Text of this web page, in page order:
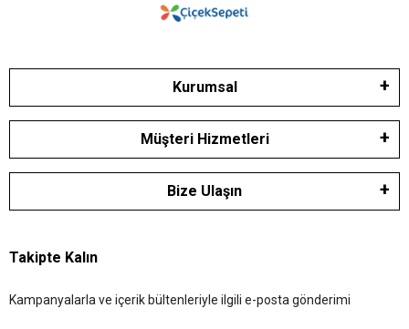
Kurumsal
Müşteri Hizmetleri
Bize Ulaşın
Takipte Kalın
Kampanyalarla ve içerik bültenleriyle ilgili e-posta gönderimi